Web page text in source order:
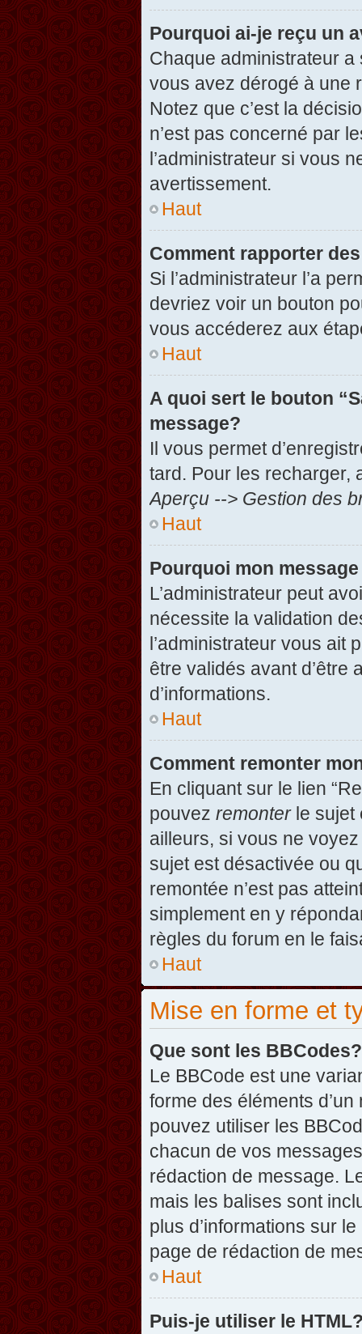
Pourquoi ai-je reçu un
Chaque administrateur
vous avez dérogé à une
Notez que c’est la
n’est pas concerné par
l’administrateur si vous
avertissement.
Haut
Comment rapporter
Si l’administrateur l’a
devriez voir un bouton
vous accéderez aux
Haut
A quoi sert le bouton
message?
Il vous permet
tard. Pour les recharger,
Aperçu --> Gestion des
Haut
Pourquoi mon
L’administrateur peut
nécessite la validation
l’administrateur vous ait
être validés avant d’être
d’informations.
Haut
Comment remonter
En cliquant sur le lien
pouvez remonterle sujet
ailleurs, si vous ne
sujet est désactivée ou
remontée n’est pas
simplement en y
règles du forum en le
Haut
Mise en forme et
Que sont les BBCodes?
Le BBCode est une
forme des éléments
pouvez utiliser les
chacun de vos
rédaction de message.
mais les balises sont
plus d’informations sur
page de rédaction de
Haut
Puis-je utiliser le